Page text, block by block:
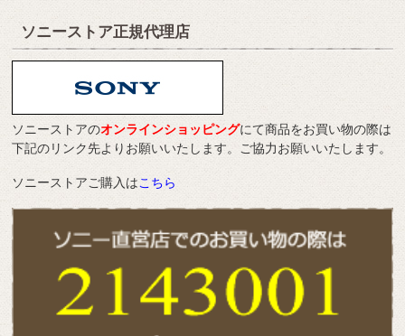
ソニーストア正規代理店
ソニーストアのオンラインショッピングにて商品をお買い物の際は
下記のリンク先よりお願いいたします。ご協力お願いいたします。
ソニーストアご購入はこちら